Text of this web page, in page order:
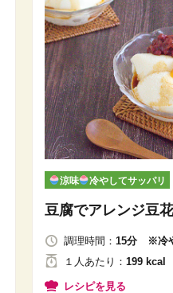
涼味 冷やしてサッパリ
豆腐でアレンジ豆花
調理時間： 15分 ※冷
１人 あたり ： 199 kcal
レシピを見る